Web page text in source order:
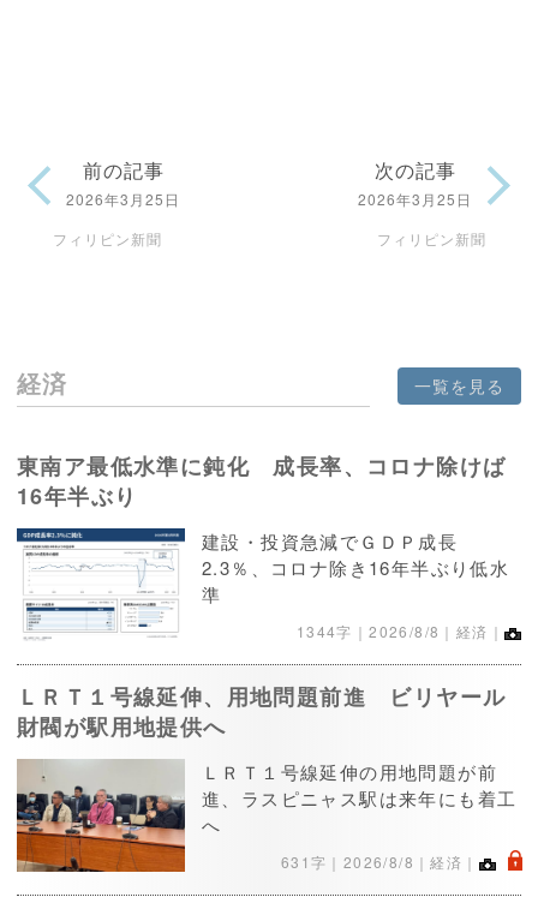
前の記事
2026年3月25日
フィリピン新聞
次の記事
2026年3月25日
フィリピン新聞
経済 一覧を見る
東南ア最低水準に鈍化 成長率、コロナ除けば
16年半ぶり
建設・投資急減でＧＤＰ成長
2.3％、コロナ除き16年半ぶり低水
準
1344字｜2026/8/8 ｜経済｜
ＬＲＴ１号線延伸、用地問題前進 ビリヤール
財閥が駅用地提供へ
ＬＲＴ１号線延伸の用地問題が前
進、ラスピニャス駅は来年にも着工
へ
631字｜ 2026/8/8 ｜経済｜ .